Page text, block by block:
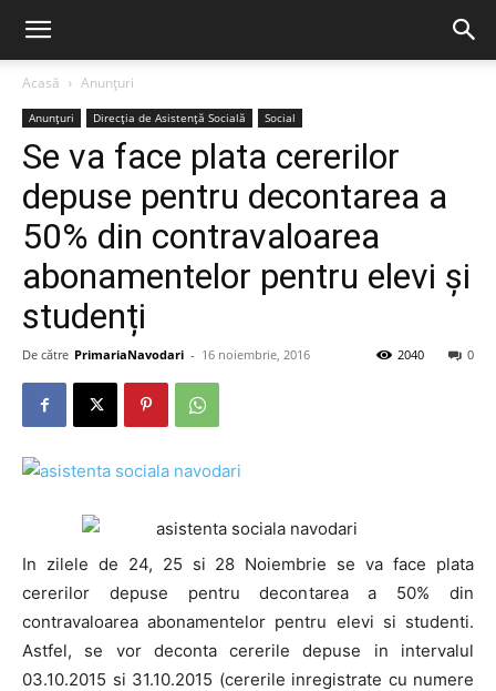
Acasă Anunțuri
Anunțuri Direcția de Asistență Socială Social
Se va face plata cererilor
depuse pentru decontarea a
50% din contravaloarea
abonamentelor pentru elevi și
studenți
De către PrimariaNavodari - 16 noiembrie, 2016 0
2040
In zilele de 24, 25 si 28 Noiembrie se va face plata
cererilor depuse pentru decontarea a 50% din
contravaloarea abonamentelor pentru elevi si studenti.
Astfel, se vor deconta cererile depuse in intervalul
03.10.2015 si 31.10.2015 (cererile inregistrate cu numere